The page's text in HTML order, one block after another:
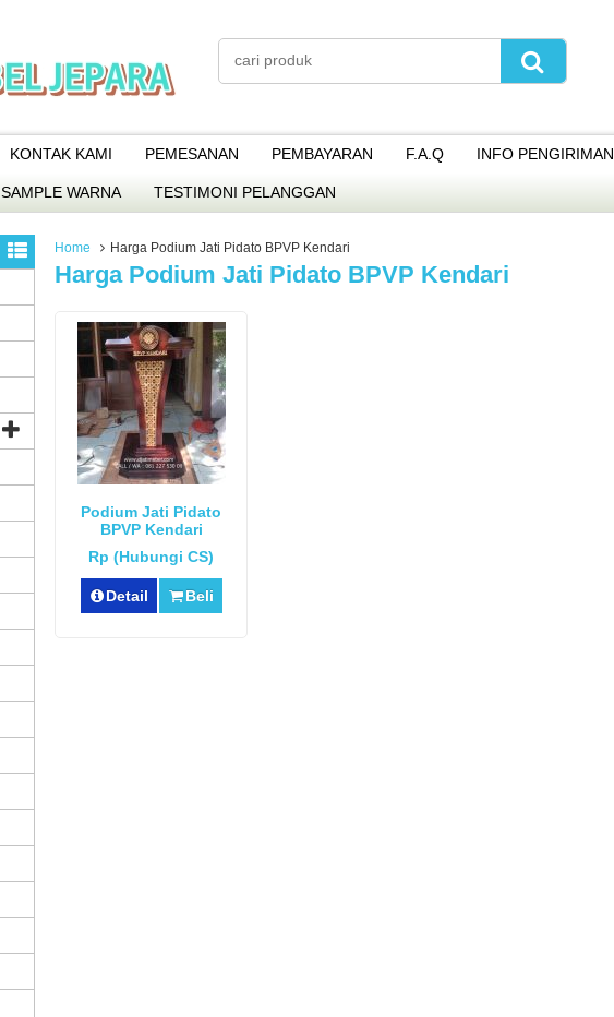
KONTAK KAMI PEMESANAN PEMBAYARAN F.A.Q INFO PENGIRIMAN
SAMPLE WARNA TESTIMONI PELANGGAN
Home Harga Podium Jati Pidato BPVP Kendari
Harga Podium Jati Pidato BPVP Kendari
Podium Jati Pidato
BPVP Kendari
Rp (Hubungi CS)
Detail Beli